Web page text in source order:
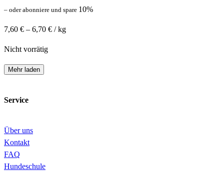
– oder abonniere und spare 10%
7,60 € – 6,70 € /kg
Nicht vorrätig
Mehr laden
Service
Über uns
Kontakt
FAQ
Hundeschule